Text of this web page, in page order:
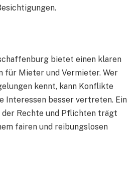
bietet einen klaren
für Mieter und Vermieter. Wer
kennt, kann Konflikte
Interessen besser vertreten. Ein
der Rechte und Pflichten trägt
fairen und reibungslosen